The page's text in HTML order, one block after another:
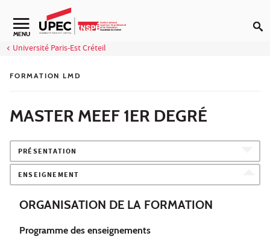
Aller au contenu
Navigation secondaire
MENU
Université Paris-Est Créteil
FORMATION LMD
MASTER MEEF 1ER DEGRÉ
PRÉSENTATION
ENSEIGNEMENT
ORGANISATION DE LA FORMATION
Programme des enseignements